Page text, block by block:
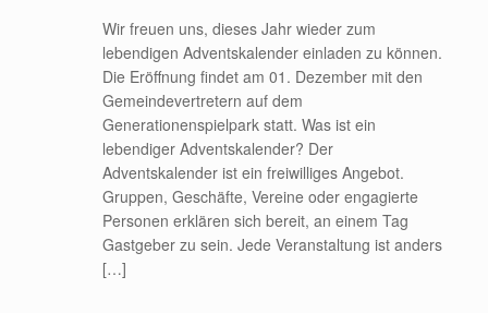
Wir freuen uns, dieses Jahr wieder zum
lebendigen Adventskalender einladen zu können.
Die Eröffnung findet am 01. Dezember mit den
Gemeindevertretern auf dem
Generationenspielpark statt. Was ist ein
lebendiger Adventskalender? Der
Adventskalender ist ein freiwilliges Angebot.
Gruppen, Geschäfte, Vereine oder engagierte
Personen erklären sich bereit, an einem Tag
Gastgeber zu sein. Jede Veranstaltung ist anders
[…]